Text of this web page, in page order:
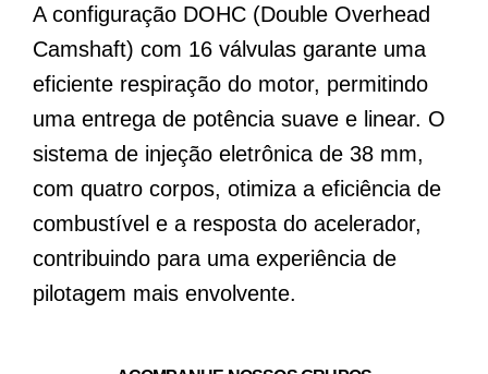
A configuração DOHC (Double Overhead
Camshaft) com 16 válvulas garante uma
eficiente respiração do motor, permitindo
uma entrega de potência suave e linear. O
sistema de injeção eletrônica de 38 mm,
com quatro corpos, otimiza a eficiência de
combustível e a resposta do acelerador,
contribuindo para uma experiência de
pilotagem mais envolvente.